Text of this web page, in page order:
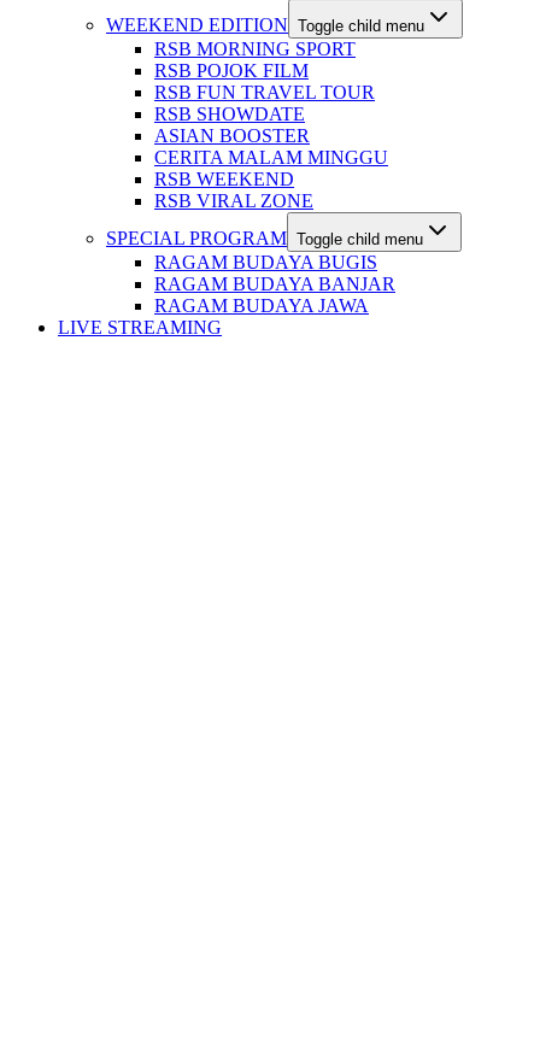
WEEKEND EDITION Toggle child menu
RSB MORNING SPORT
RSB POJOK FILM
RSB FUN TRAVEL TOUR
RSB SHOWDATE
ASIAN BOOSTER
CERITA MALAM MINGGU
RSB WEEKEND
RSB VIRAL ZONE
SPECIAL PROGRAM Toggle child menu
RAGAM BUDAYA BUGIS
RAGAM BUDAYA BANJAR
RAGAM BUDAYA JAWA
LIVE STREAMING